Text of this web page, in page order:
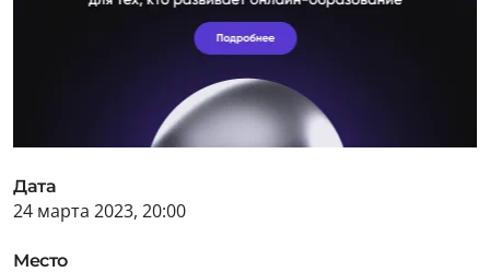
Дата
24 марта 2023, 20:00
Место